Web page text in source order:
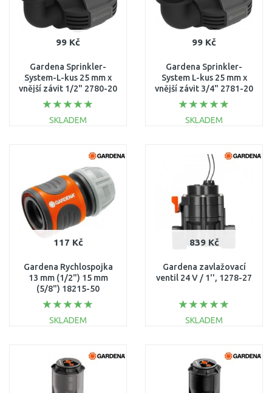
99 Kč
Gardena Sprinkler-
System-L-kus 25 mm x
vnější závit 1/2" 2780-20
SKLADEM
Porovnat
99 Kč
Gardena Sprinkler-
System L-kus 25 mm x
vnější závit 3/4" 2781-20
SKLADEM
Porovnat
117 Kč
Gardena Rychlospojka
13 mm (1/2") 15 mm
(5/8") 18215-50
SKLADEM
Porovnat
839 Kč
Gardena zavlažovací
ventil 24 V / 1'', 1278-27
SKLADEM
Porovnat